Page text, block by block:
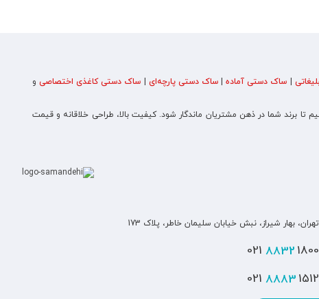
ساک دستی آماده|ساک دستی پارچه‌ای ساک دستی کاغذی اختصاصیو
تا برند شما در ذهن مشتریان ماندگار شود. کیفیت بالا، طراحی خلاقانه و قیمت
تهران، بهار شیراز، نبش خیابان سلیمان خاطر، پلاک 173
8832 1800 021
8883 1512 021